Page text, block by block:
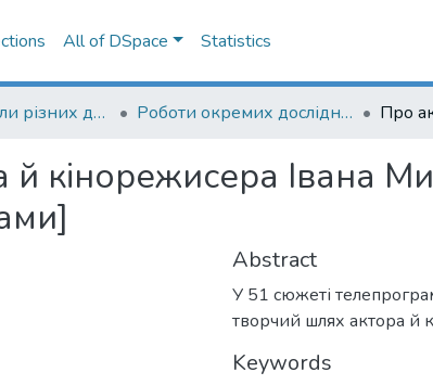
All of DSpace Statistics
015. Матеріали різних дослідників та організацій Роботи окремих дослідників
й кінорежисера Івана
Abstract
У 51 сюжеті
творчий шлях актора й
Keywords